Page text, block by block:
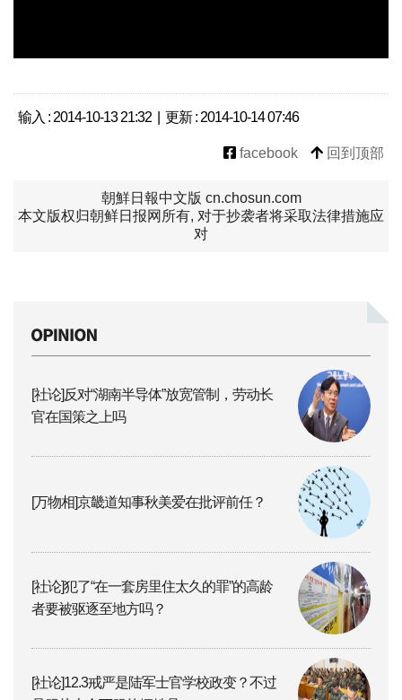
输入 : 2014-10-13 21:32 | 更新 : 2014-10-14 07:46
facebook 回到顶部
朝鮮日報中文版 cn.chosun.com
本文版权归朝鲜日报网所有, 对于抄袭者将采取法律措施应
对
[社论]反对“湖南半导体”放宽管制，劳动长
官在国策之上吗
[万物相]京畿道知事秋美爱在批评前任？
[社论]犯了“在一套房里住太久的罪”的高龄
者要被驱逐至地方吗？
[社论]12.3戒严是陆军士官学校政变？不过